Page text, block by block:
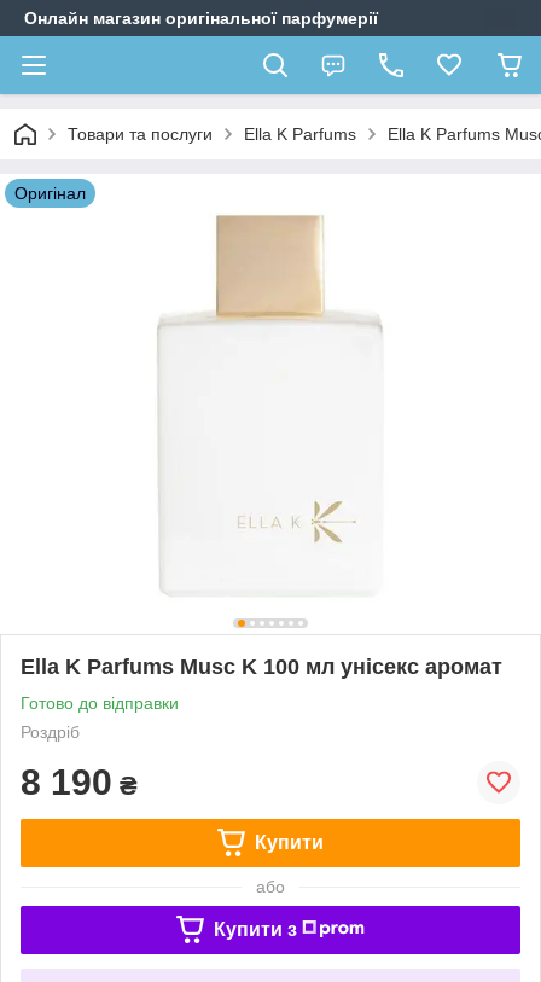
Онлайн магазин оригінальної парфумерії
Товари та послуги Ella K Parfums Ella K Parfums
Оригiнал
Ella K Parfums Musc K 100 мл унісекс аромат
Готово до відправки
Роздріб
8 190 ₴
Купити
або
Купити з